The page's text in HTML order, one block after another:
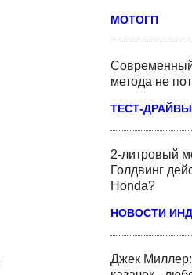
МОТОГП
Современный
метода не
ТЕСТ-ДРАЙВЫ
2-литровый
Голдвинг
Honda?
НОВОСТИ
Джек Миллер:
прокатиться. Мотоцикл сразу
создает правильное впечатление:
это — 100% Honda без всяких
всего на данный момент, что
можно было бы рекомендовать